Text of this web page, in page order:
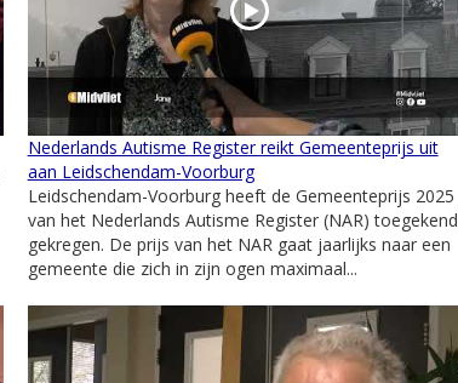
Nederlands Autisme Register reikt Gemeenteprijs uit
aan Leidschendam-Voorburg
Leidschendam-Voorburg heeft de Gemeenteprijs 2025
van het Nederlands Autisme Register (NAR) toegekend
gekregen. De prijs van het NAR gaat jaarlijks naar een
gemeente die zich in zijn ogen maximaal...